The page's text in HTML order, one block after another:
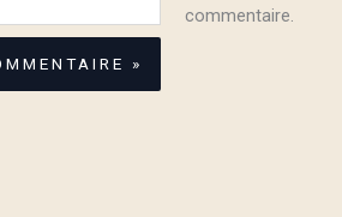
commentaire.